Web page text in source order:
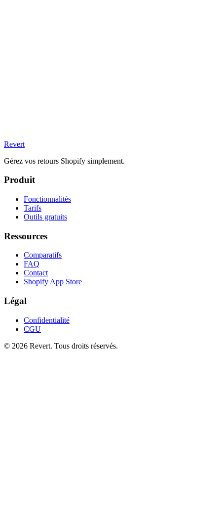
Revert
Gérez vos retours Shopify simplement.
Produit
Fonctionnalités
Tarifs
Outils gratuits
Ressources
Comparatifs
FAQ
Contact
Shopify App Store
Légal
Confidentialité
CGU
© 2026 Revert. Tous droits réservés.